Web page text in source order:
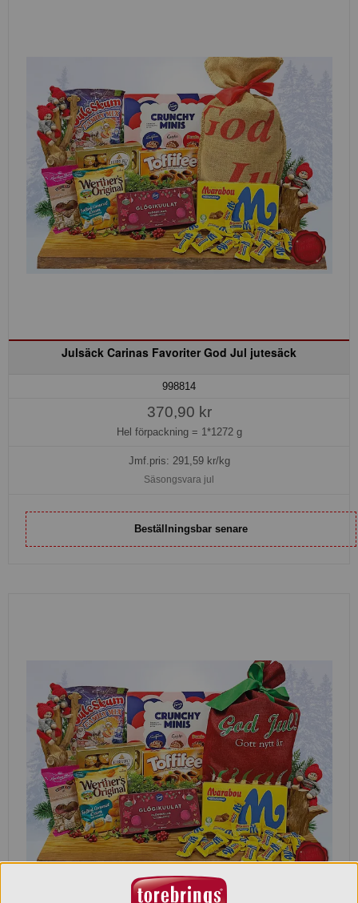
Julsäck Carinas Favoriter God Jul jutesäck
998814
370,90 kr
Hel förpackning = 1*1272 g
Jmf.pris: 291,59kr/kg
Säsongsvara jul
Beställningsbar senare